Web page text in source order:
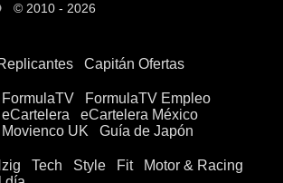
© 2010 - 2026
Capitán Ofertas
FormulaTV
FormulaTV Empleo
eCartelera
eCartelera México
Movienco UK
Guía de Japón
Tech Style Fit
Motor & Racing